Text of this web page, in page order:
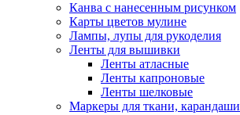
Канва с нанесенным рисунком
Карты цветов мулине
Лампы, лупы для рукоделия
Ленты для вышивки
Ленты атласные
Ленты капроновые
Ленты шелковые
Маркеры для ткани, карандаши